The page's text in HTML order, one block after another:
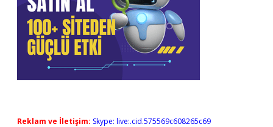
Reklam ve İletişim: Skype: live:.cid.575569c608265c69